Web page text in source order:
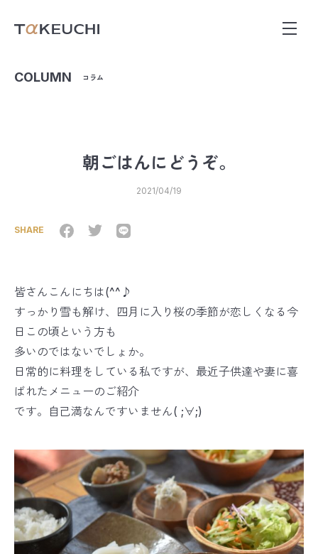
COLUMN コラム
朝ごはんにどうぞ。
2021/04/19
SHARE
皆さんこんにちは(^^♪
すっかり雪も解け、四月に入り桜の季節が恋しくなる今
日この頃という方も
多いのではないでしょか。
日常的に料理をしている私ですが、最近子供達や妻に喜
ばれたメニューのご紹介
です。自己満なんですいません( ;∀;)